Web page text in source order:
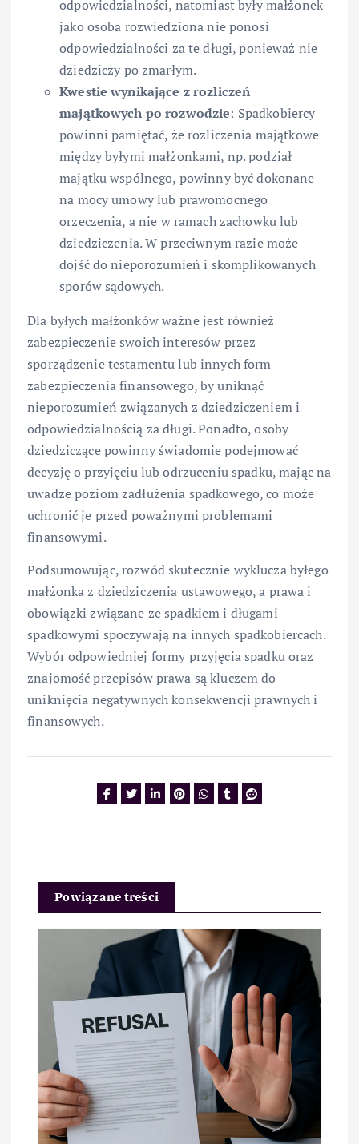
odpowiedzialności, natomiast były małżonek
jako osoba rozwiedziona nie ponosi
odpowiedzialności za te długi, ponieważ nie
dziedziczy po zmarłym.
Kwestie wynikające z rozliczeń
majątkowych po rozwodzie: Spadkobiercy
powinni pamiętać, że rozliczenia majątkowe
między byłymi małżonkami, np. podział
majątku wspólnego, powinny być dokonane
na mocy umowy lub prawomocnego
orzeczenia, a nie w ramach zachowku lub
dziedziczenia. W przeciwnym razie może
dojść do nieporozumień i skomplikowanych
sporów sądowych.
Dla byłych małżonków ważne jest również
zabezpieczenie swoich interesów przez
sporządzenie testamentu lub innych form
zabezpieczenia finansowego, by uniknąć
nieporozumień związanych z dziedziczeniem i
odpowiedzialnością za długi. Ponadto, osoby
dziedziczące powinny świadomie podejmować
decyzję o przyjęciu lub odrzuceniu spadku, mając na
uwadze poziom zadłużenia spadkowego, co może
uchronić je przed poważnymi problemami
finansowymi.
Podsumowując, rozwód skutecznie wyklucza byłego
małżonka z dziedziczenia ustawowego, a prawa i
obowiązki związane ze spadkiem i długami
spadkowymi spoczywają na innych spadkobiercach.
Wybór odpowiedniej formy przyjęcia spadku oraz
znajomość przepisów prawa są kluczem do
uniknięcia negatywnych konsekwencji prawnych i
finansowych.
Powiązane treści